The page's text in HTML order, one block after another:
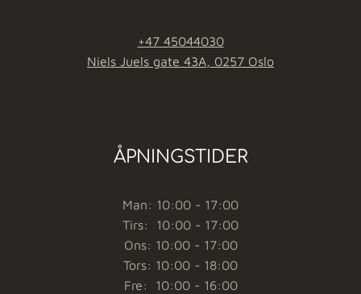
+47 45044030
Niels Juels gate 43A, 0257 Oslo
ÅPNINGSTIDER
Man: 10:00 - 17:00
Tirs: 10:00 - 17:00
Ons: 10:00 - 17:00
Tors: 10:00 - 18:00
Fre: 10:00 - 16:00